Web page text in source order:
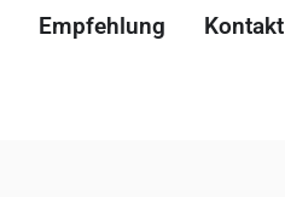
Empfehlung Kontakt